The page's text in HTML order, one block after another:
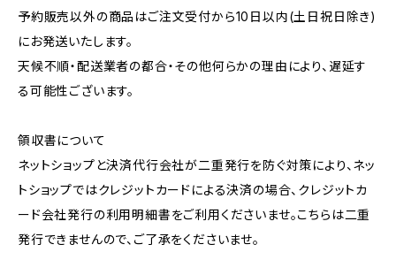
予約販売以外の商品はご注文受付から10日以内(土日祝日除き)
にお発送いたします。
天候不順・配送業者の都合・その他何らかの理由により、遅延す
る可能性ございます。
領収書について
ネットショップと決済代行会社が二重発行を防ぐ対策により、ネッ
トショップではクレジットカードによる決済の場合、クレジットカ
ード会社発行の利用明細書をご利用くださいませ。こちらは二重
発行できませんので、ご了承をくださいませ。